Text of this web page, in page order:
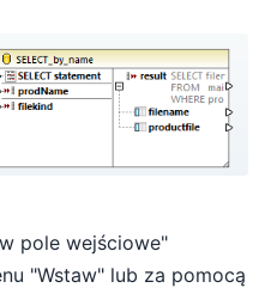
pole wejściowe"
"Wstaw" lub za pomocą